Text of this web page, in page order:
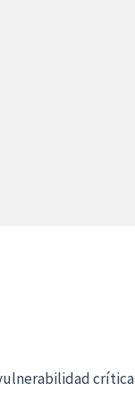
crítica